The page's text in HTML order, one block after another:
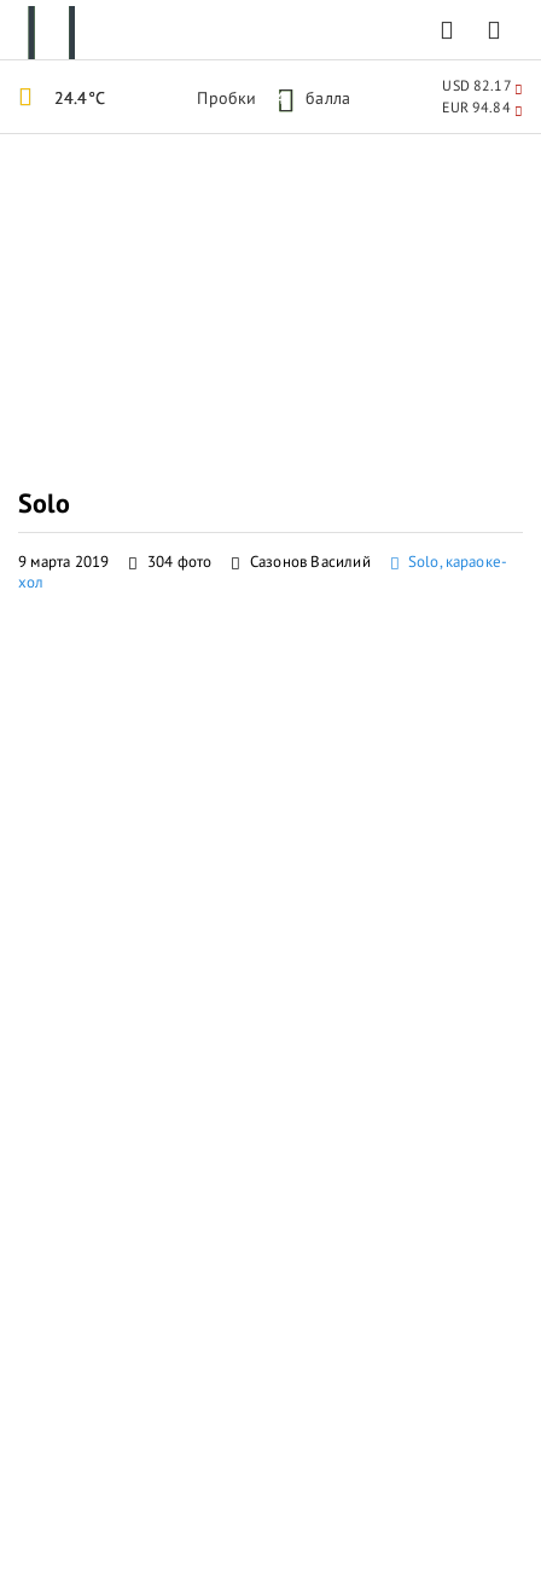
Solo
9 марта 2019 304 фото Сазонов Василий
Solo, караоке-
хол
24.4°C Пробки 4 балла
USD 82.17
EUR 94.84